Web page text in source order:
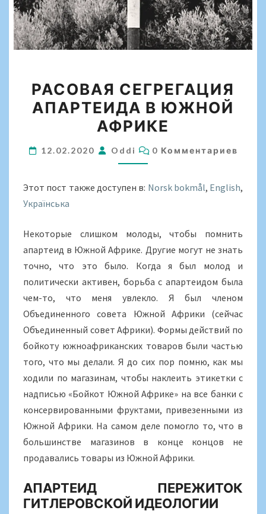
СЕГРЕГАЦИЯ
АПАРТЕИДА
В
АФРИКЕ
РАСОВАЯ СЕГРЕГАЦИЯ
АПАРТЕИДА В ЮЖНОЙ
АФРИКЕ
12.02.2020 Oddi КОММЕНТАРИИ
0 Комментариев
Этот пост также доступен в: Norsk bokmål English
Українська
Некоторые слишком молоды, чтобы помнить
апартеид в Южной Африке. Другие могут не знать
точно, что это было. Когда я был молод и
политически активен, борьба с апартеидом была
чем-то, что меня увлекло. Я был членом
Объединенного совета Южной Африки (сейчас
Объединенный совет Африки). Формы действий по
бойкоту южноафриканских товаров были частью
того, что мы делали. Я до сих пор помню, как мы
ходили по магазинам, чтобы наклеить этикетки с
надписью «Бойкот Южной Африке» на все банки с
консервированными фруктами, привезенными из
Южной Африки. На самом деле помогло то, что в
большинстве магазинов в конце концов не
продавались товары из Южной Африки.
АПАРТЕИД ПЕРЕЖИТОК
ГИТЛЕРОВСКОЙ ИДЕОЛОГИИ